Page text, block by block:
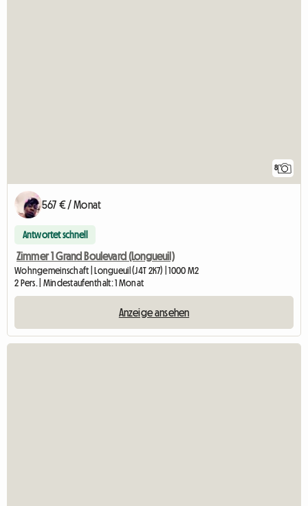
8
567 € / Monat
Antwortet schnell
Zimmer 1 Grand Boulevard (Longueuil)
Wohngemeinschaft | Longueuil (J4T 2K7) | 1000 M2
2 Pers. | Mindestaufenthalt: 1 Monat
Anzeige ansehen